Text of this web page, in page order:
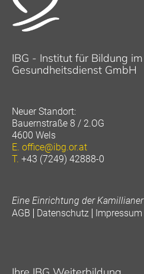
IBG - Institut für Bildung im
Gesundheitsdienst GmbH
Neuer Standort:
Bauernstraße 8 / 2.OG
4600 Wels
E. office@ibg.or.at
T. +43 (7249) 42888-0
Eine Einrichtung der Kamillianer
AGB
Datenschutz Impressum